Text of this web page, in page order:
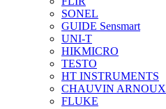
SONEL
GUIDE Sensmart
UNI-T
HIKMICRO
TESTO
HT INSTRUMENTS
CHAUVIN ARNOUX
FLUKE